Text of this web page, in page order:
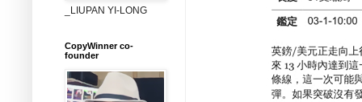
_LIUPAN YI-LONG
CopyWinner co-
founder